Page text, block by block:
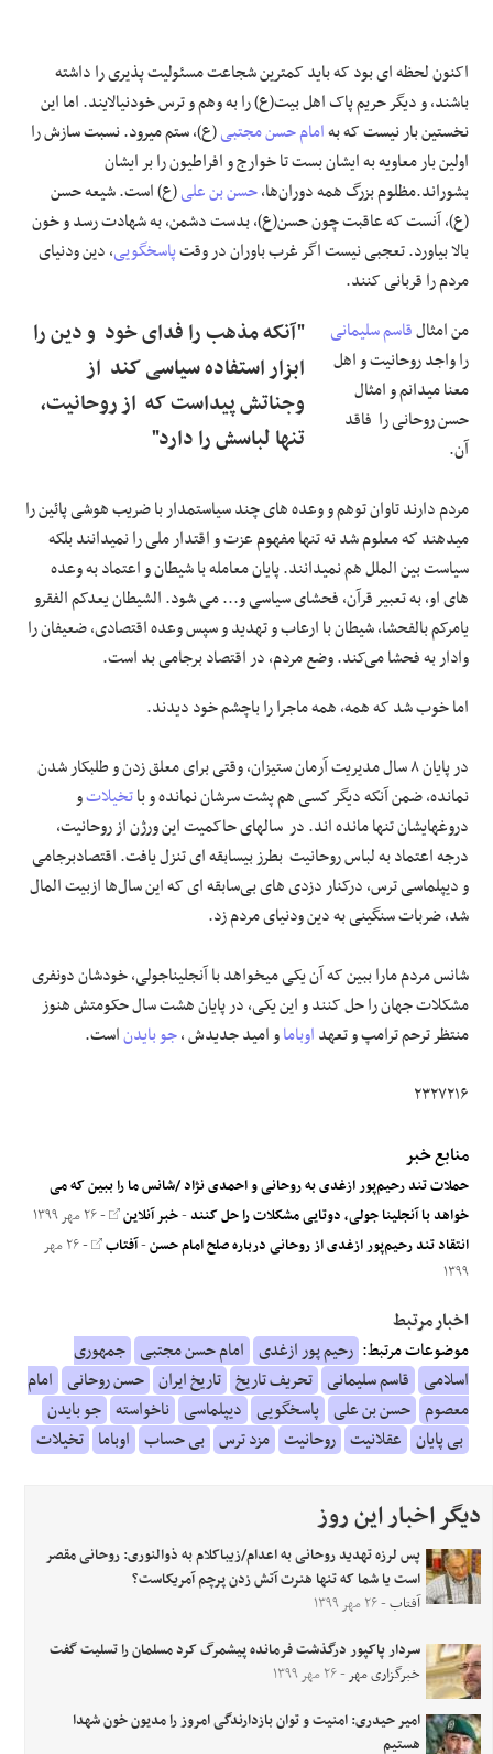
اکنون لحظه ای بود که باید کمترین شجاعت مسئولیت پذیری را داشته
باشند، و دیگر حریم پاک اهل بیت(ع) را به وهم و ترس خودنیالایند. اما این
نخستین بار نیست که بهامام حسن مجتبی(ع)، ستم میرود. نسبت سازش را
اولین بار معاویه به ایشان بست تا خوارج و افراطیون را بر ایشان
بشوراند.مظلوم بزرگ همه دوران‌ها،حسن بن علی(ع) است. شیعه حسن
(ع)، آنست که عاقبت چون حسن(ع)، بدست دشمن، به شهادت رسد و خون
بالا بیاورد. تعجبی نیست اگر غرب باوران در وقتپاسخگویی، دین ودنیای
مردم را قربانی کنند.
"آنکه مذهب را فدای خود و دین را
ابزار استفاده سیاسی کند از
وجناتش پیداست که از روحانیت،
تنها لباسش را دارد"
من امثالقاسم سلیمانی
را واجد روحانیت و اهل
معنا میدانم و امثال
حسن روحانی را فاقد
آن.
مردم دارند تاوان توهم و وعده های چند سیاستمدار با ضریب هوشی پائین را
میدهند که معلوم شد نه تنها مفهوم عزت و اقتدار ملی را نمیدانند بلکه
سیاست بین الملل هم نمیدانند. پایان معامله با شیطان و اعتماد به وعده
های او، به تعبیر قرآن، فحشای سیاسی و... می شود. الشیطان یعدکم الفقرو
یامرکم بالفحشا، شیطان با ارعاب و تهدید و سپس وعده اقتصادی، ضعیفان را
وادار به فحشا می‌کند. وضع مردم، در اقتصاد برجامی بد است.
اما خوب شد که همه، همه ماجرا را باچشم خود دیدند.
در پایان ۸ سال مدیریت آرمان ستیزان، وقتی برای معلق زدن و طلبکار شدن
نمانده، ضمن آنکه دیگر کسی هم پشت سرشان نمانده و باتخیلاتو
دروغهایشان تنها مانده اند. در سالهای حاکمیت این ورژن از روحانیت،
درجه اعتماد به لباس روحانیت بطرز بیسابقه ای تنزل یافت. اقتصادبرجامی
و دیپلماسی ترس، درکنار دزدی های بی‌سابقه ای که این سال‌ها ازبیت المال
شد، ضربات سنگینی به دین ودنیای مردم زد.
شانس مردم مارا ببین که آن یکی میخواهد با آنجلیناجولی، خودشان دونفری
مشکلات جهان را حل کنند و این یکی، در پایان هشت سال حکومتش هنوز
منتظر ترحم ترامپ و تعهداوباماو امید جدیدش ،جو بایدناست.
۲۳۲۷۲۱۶
منابع خبر
حملات تند رحیم‌پور ازغدی به روحانی و احمدی نژاد /شانس ما را ببین که می
خواهد با آنجلینا جولی، دوتایی مشکلات را حل کنند-خبر آنلاین - ۲۶ مهر ۱۳۹۹
انتقاد تند رحیم‌پور ازغدی از روحانی درباره صلح امام حسن-آفتاب
- ۲۶ مهر
۱۳۹۹
اخبار مرتبط
موضوعات مرتبط: رحیم پور ازغدی امام حسن مجتبی جمهوری
اسلامی قاسم سلیمانی تحریف تاریخ تاریخ ایران حسن روحانی امام
معصوم حسن بن علی پاسخگویی دیپلماسی ناخواسته جو بایدن
بی پایان عقلانیت روحانیت مزد ترس بی حساب اوباما تخیلات
دیگر اخبار این روز
پس لرزه تهدید روحانی به اعدام/زیباکلام به ذوالنوری: روحانی مقصر
است یا شما که تنها هنرت آتش زدن پرچم آمریکاست؟
آفتاب- ۲۶ مهر ۱۳۹۹
سردار پاکپور درگذشت فرمانده پیشمرگ کرد مسلمان را تسلیت گفت
خبرگزاری مهر- ۲۶ مهر ۱۳۹۹
امیر حیدری: امنیت و توان بازدارندگی امروز را مدیون خون شهدا
هستیم